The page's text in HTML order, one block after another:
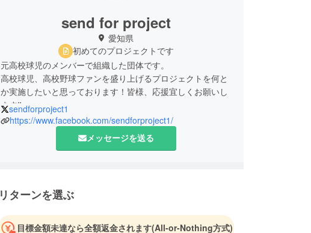
send for project
愛知県
初めてのプロジェクトです
元高校球児のメンバーで組織した団体です。
高校球児、高校野球ファンを盛り上げるプロジェクトを何と
か実施したいと思っております！皆様、応援宜しくお願いし
ます‼
sendforproject1
https://www.facebook.com/sendforproject1/
メッセージを送る
リターンを選ぶ
目標金額未達なら全額返金されます(All-or-Nothing方式)